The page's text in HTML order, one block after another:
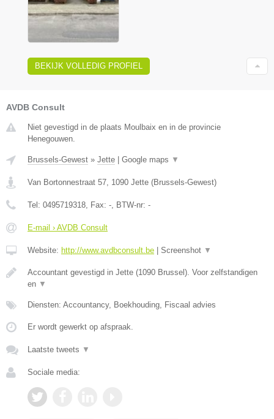
BEKIJK VOLLEDIG PROFIEL
AVDB Consult
Niet gevestigd in de plaats Moulbaix en in de provincie
Henegouwen.
Brussels-Gewest » Jette | Google maps ▼
Van Bortonnestraat 57 1090 Jette (Brussels-Gewest)
Tel: 0495719318 , Fax: - , BTW-nr: -
E-mail › AVDB Consult
Website: http://www.avdbconsult.be | Screenshot ▼
Accountant gevestigd in Jette (1090 Brussel). Voor zelfstandigen
en ▼
Diensten: Accountancy, Boekhouding, Fiscaal advies
Er wordt gewerkt op afspraak.
Laatste tweets ▼
Sociale media: